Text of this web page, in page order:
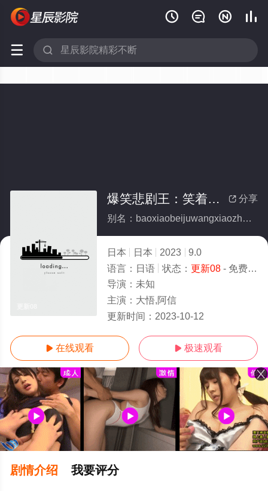
   
 
 分享
爆笑悲剧王：笑着笑着就哭了第二季
别名：baoxiaobeijuwangxiaozhuoxiaozhuojiukuliaodierji
日本 日本 2023
9.0
语言： 日语 状态： 更新08- 免费在线观看
导演： 未知
主演： 大悟,阿信
更新时间： 2023-10-12
 在线观看  极速观看
剧情介绍 我要评分